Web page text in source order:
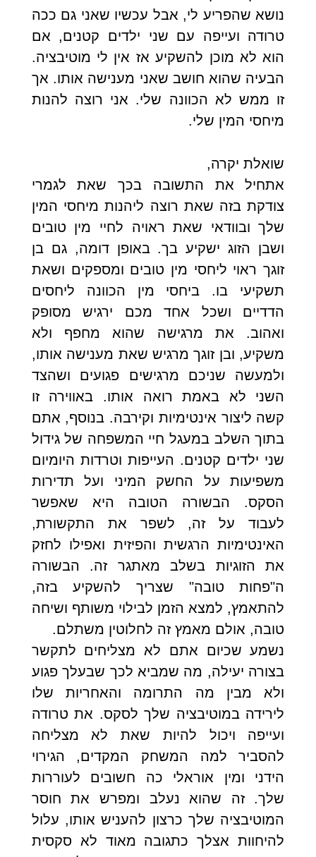
נושא שהפריע לי, אבל עכשיו שאני גם ככה
טרודה ועייפה עם שני ילדים קטנים, אם
הוא לא מוכן להשקיע אז אין לי מוטיבציה.
הבעיה שהוא חושב שאני מענישה אותו. אך
זו ממש לא הכוונה שלי. אני רוצה להנות
מיחסי המין שלי.
שואלת יקרה,
אתחיל את התשובה בכך שאת לגמרי
צודקת בזה שאת רוצה ליהנות מיחסי המין
שלך ובוודאי שאת ראויה לחיי מין טובים
ושבן הזוג ישקיע בך. באופן דומה, גם בן
זוגך ראוי ליחסי מין טובים ומספקים ושאת
תשקיעי בו. ביחסי מין הכוונה ליחסים
הדדיים ושכל אחד מכם ירגיש מסופק
ואהוב. את מרגישה שהוא מחפף ולא
משקיע, ובן זוגך מרגיש שאת מענישה אותו,
ולמעשה שניכם מרגישים פגועים ושהצד
השני לא באמת רואה אותו. באווירה זו
קשה ליצור אינטימיות וקירבה. בנוסף, אתם
בתוך השלב במעגל חיי המשפחה של גידול
שני ילדים קטנים. העייפות וטרדות היומיום
משפיעות על החשק המיני ועל תדירות
הסקס. הבשורה הטובה היא שאפשר
לעבוד על זה, לשפר את התקשורת,
האינטימיות הרגשית והפיזית ואפילו לחזק
את הזוגיות בשלב מאתגר זה. הבשורה
ה"פחות טובה" שצריך להשקיע בזה,
להתאמץ, למצא הזמן לבילוי משותף ושיחה
טובה, אולם מאמץ זה לחלוטין משתלם.
נשמע שכיום אתם לא מצליחים לתקשר
בצורה יעילה, מה שמביא לכך שבעלך פגוע
ולא מבין מה התרומה והאחריות שלו
לירידה במוטיבציה שלך לסקס. את טרודה
ועייפה ויכול להיות שאת לא מצליחה
להסביר למה המשחק המקדים, הגירוי
הידני ומין אוראלי כה חשובים לעוררות
שלך. זה שהוא נעלב ומפרש את חוסר
המוטיבציה שלך כרצון להעניש אותו, עלול
להיחוות אצלך כתגובה מאוד לא סקסית